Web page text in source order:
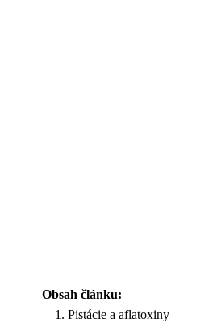
Obsah článku:
Pistácie a aflatoxiny